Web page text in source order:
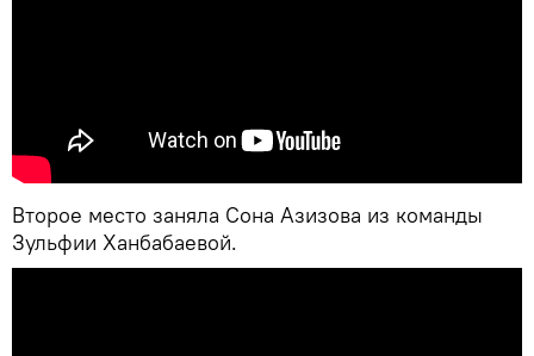
Второе место заняла Сона Азизова из команды
Зульфии Ханбабаевой.